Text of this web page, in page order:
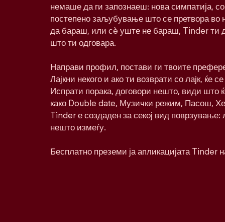
немаше да ги запознаеш: нова симпатија,
постепено заљубување што се претвора во
да бараш, или сè уште не бараш, Tinder ти
што ти одговара.
Направи профил, постави ги твоите
Лајкни некого и ако ти возврати со лајк, ќе
Испрати порака, договори нешто, види што
како Double date, Музички режим, Пасош,
Tinder е создаден за секој вид
нешто измеѓу.
Бесплатно преземи ја апликацијата Tinder